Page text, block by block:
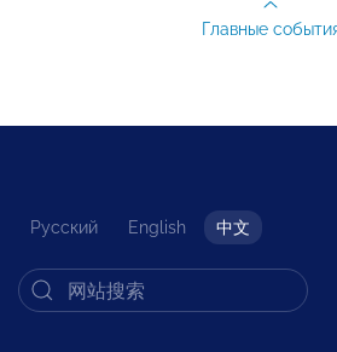
Главные
Русский English 中文